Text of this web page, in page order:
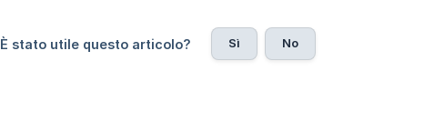
È stato utile questo articolo? Sì No